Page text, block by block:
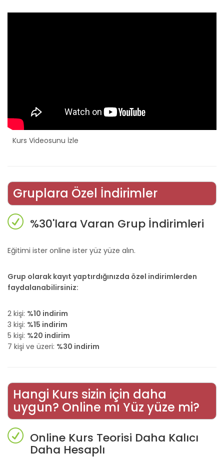
Kurs Videosunu İzle
Gruplara Özel İndirimler
%30'lara Varan Grup İndirimleri
Eğitimi ister online ister yüz yüze alın.
Grup olarak kayıt yaptırdığınızda özel indirimlerden
faydalanabilirsiniz:
2 kişi: %10 indirim
3 kişi: %15 indirim
5 kişi: %20 indirim
7 kişi ve üzeri: %30 indirim
Hangi Kurs sizin için daha
uygun? Online mı Yüz yüze mi?
Online Kurs Teorisi Daha Kalıcı
Daha Hesaplı